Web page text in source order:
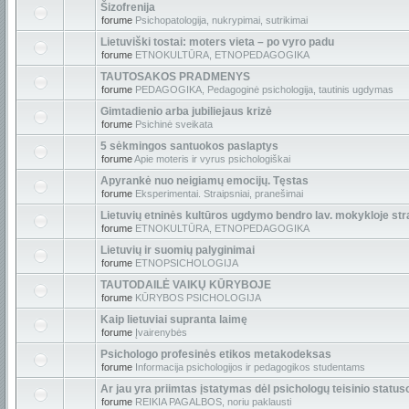
Šizofrenija
forume Psichopatologija, nukrypimai, sutrikimai
Lietuviški tostai: moters vieta – po vyro padu
forume ETNOKULTŪRA, ETNOPEDAGOGIKA
TAUTOSAKOS PRADMENYS
forume PEDAGOGIKA, Pedagoginė psichologija, tautinis ugdymas
Gimtadienio arba jubiliejaus krizė
forume Psichinė sveikata
5 sėkmingos santuokos paslaptys
forumeApie moteris ir vyrus psichologiškai
Apyrankė nuo neigiamų emocijų. Tęstas
forume Eksperimentai. Straipsniai, pranešimai
Lietuvių etninės kultūros ugdymo bendro lav. mokykloje
forume ETNOKULTŪRA, ETNOPEDAGOGIKA
Lietuvių ir suomių palyginimai
forume ETNOPSICHOLOGIJA
TAUTODAILĖ VAIKŲ KŪRYBOJE
forume KŪRYBOS PSICHOLOGIJA
Kaip lietuviai supranta laimę
forume Įvairenybės
Psichologo profesinės etikos metakodeksas
forume Informacija psichologijos ir pedagogikos studentams
Ar jau yra priimtas įstatymas dėl psichologų teisinio
forume REIKIA PAGALBOS, noriu paklausti